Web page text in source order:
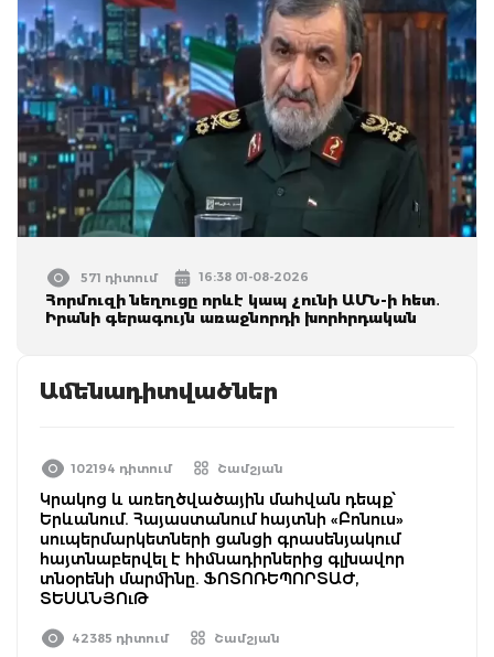
571 դիտում 16:38 01-08-2026
Հորմուզի նեղուցը որևէ կապ չունի ԱՄՆ-ի հետ․
Իրանի գերագույն առաջնորդի խորհրդական
Ամենադիտվածներ
102194 դիտում Շամշյան
Կրակոց և առեղծվածային մահվան դեպք՝
Երևանում. Հայաստանում հայտնի «Բոնուս»
սուպերմարկետների ցանցի գրասենյակում
հայտնաբերվել է հիմնադիրներից գլխավոր
տնօրենի մարմինը. ՖՈՏՈՌԵՊՈՐՏԱԺ,
ՏԵՍԱՆՅՈւԹ
42385 դիտում Շամշյան